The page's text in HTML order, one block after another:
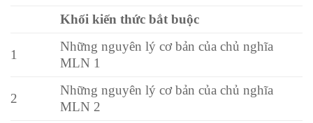
Khối kiến thức bắt buộc
1
Những nguyên lý cơ bản của chủ nghĩa
MLN 1
2
Những nguyên lý cơ bản của chủ nghĩa
MLN 2